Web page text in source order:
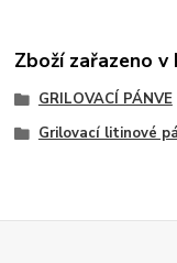
Zboží zařazeno
GRILOVACÍ PÁNVE
Grilovací litinové